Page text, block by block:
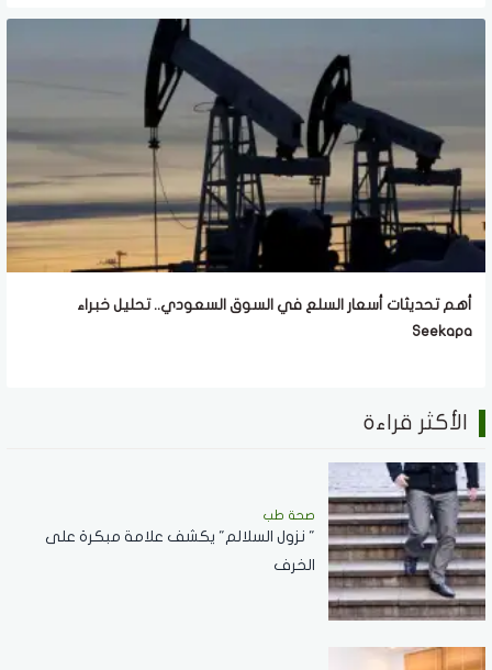
أهم تحديثات أسعار السلع في السوق السعودي.. تحليل خبراء
Seekapa
الأكثر قراءة
صحة طب
" نزول السلالم" يكشف علامة مبكرة على
الخرف